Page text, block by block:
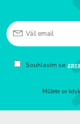
Souhlasím se
Můžete se